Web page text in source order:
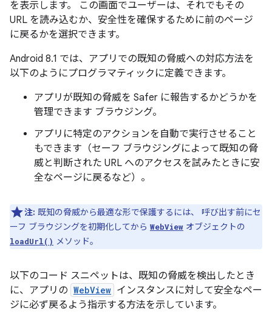
を表示します。 この画面でユーザーは、それでもその
URL を読み込むか、安全性を確保するために前のページ
に戻るかを選択できます。
Android 8.1 では、アプリでの既知の脅威への対応方法を
以下のようにプログラマティックに定義できます。
アプリが既知の脅威を Safer に報告するかどうかを
管理できます ブラウジング。
アプリに特定のアクションを自動で実行させること
もできます（セーフ ブラウジングによって既知の脅
威と判断された URL へのアクセスを試みたときに安
全なページに戻るなど）。
注: 既知の脅威から最適な形で保護するには、 呼び出す前にセ
ーフ ブラウジングを初期化してから WebView オブジェクトの
loadUrl() メソッド。
以下のコード スニペットは、既知の脅威を検出したとき
に、アプリの WebView インスタンスに対して安全なペー
ジに必ず戻るよう指示する方法を示しています。